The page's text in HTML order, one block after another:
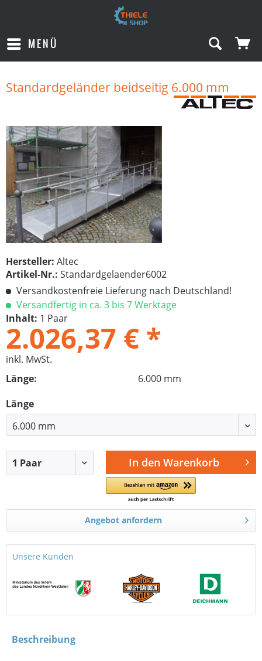
MENÜ
Standardgeländer beidseitig 6.000 mm
Hersteller: Altec
Artikel-Nr.: Standardgelaender6002
Versandkostenfreie Lieferung nach Deutschland!
Versandfertig in ca. 3 bis 7 Werktage
Inhalt: 1 Paar
2.026,37 € *
inkl. MwSt.
Länge:
6.000 mm
Länge
In den Warenkorb
Angebot anfordern
Unsere Kunden
Beschreibung